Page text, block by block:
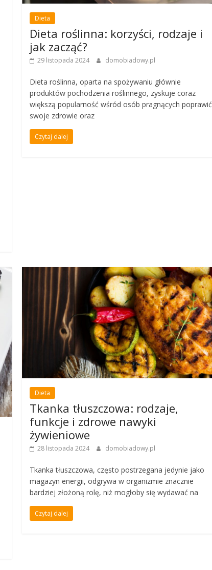
Dieta
Dieta roślinna: korzyści, rodzaje i
jak zacząć?
29 listopada 2024 domobiadowy.pl
Dieta roślinna, oparta na spożywaniu głównie
produktów pochodzenia roślinnego, zyskuje coraz
większą popularność wśród osób pragnących poprawić
swoje zdrowie oraz
Czytaj dalej
Dieta
Tkanka tłuszczowa: rodzaje,
funkcje i zdrowe nawyki
żywieniowe
28 listopada 2024 domobiadowy.pl
Tkanka tłuszczowa, często postrzegana jedynie jako
magazyn energii, odgrywa w organizmie znacznie
bardziej złożoną rolę, niż mogłoby się wydawać na
Czytaj dalej